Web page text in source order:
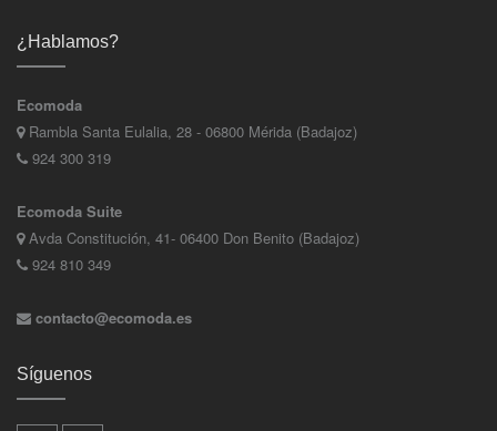
¿Hablamos?
Ecomoda
Rambla Santa Eulalia, 28 - 06800 Mérida (Badajoz)
924 300 319
Ecomoda Suite
Avda Constitución, 41- 06400 Don Benito (Badajoz)
924 810 349
contacto@ecomoda.es
Síguenos